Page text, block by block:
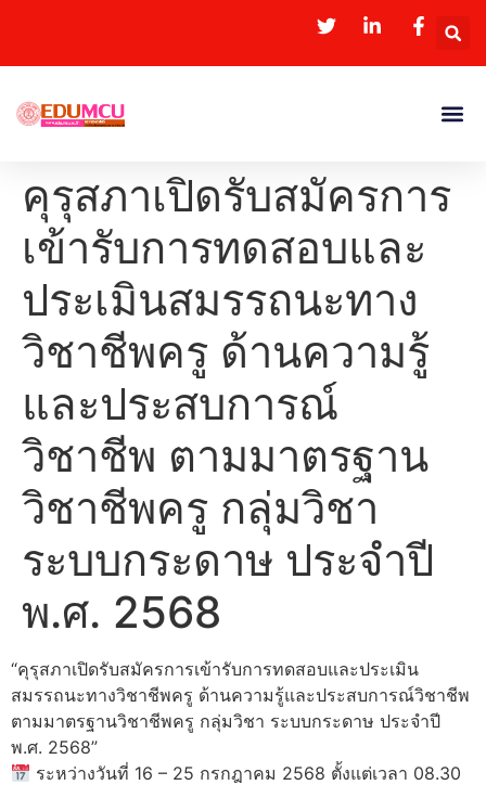
คุรุสภาเปิดรับสมัครการ
เข้ารับการทดสอบและ
ประเมินสมรรถนะทาง
วิชาชีพครู ด้านความรู้
และประสบการณ์
วิชาชีพ ตามมาตรฐาน
วิชาชีพครู กลุ่มวิชา
ระบบกระดาษ ประจำปี
พ.ศ. 2568
“คุรุสภาเปิดรับสมัครการเข้ารับการทดสอบและประเมิน
สมรรถนะทางวิชาชีพครู ด้านความรู้และประสบการณ์วิชาชีพ
ตามมาตรฐานวิชาชีพครู กลุ่มวิชา ระบบกระดาษ ประจำปี
พ.ศ. 2568”
ระหว่างวันที่ 16 – 25 กรกฎาคม 2568 ตั้งแต่เวลา 08.30